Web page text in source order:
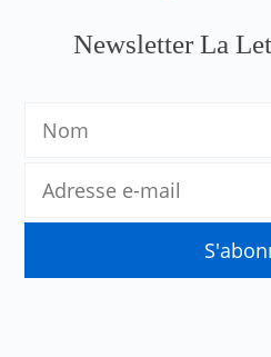
Newsletter La